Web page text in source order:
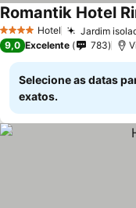
4 EstrelasHotel Jardim
Romantik Hotel
9,0 Excelente 783
Selecione as datas
exatos.